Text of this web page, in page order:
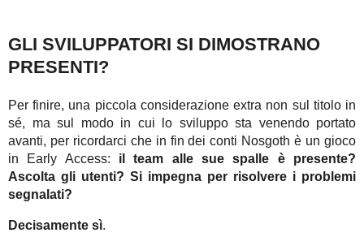
GLI SVILUPPATORI SI DIMOSTRANO
PRESENTI?
Per finire, una piccola considerazione extra non sul titolo in
sé, ma sul modo in cui lo sviluppo sta venendo portato
avanti, per ricordarci che in fin dei conti Nosgoth è un gioco
in Early Access: il team alle sue spalle è presente?
Ascolta gli utenti? Si impegna per risolvere i problemi
segnalati?
Decisamente sì.